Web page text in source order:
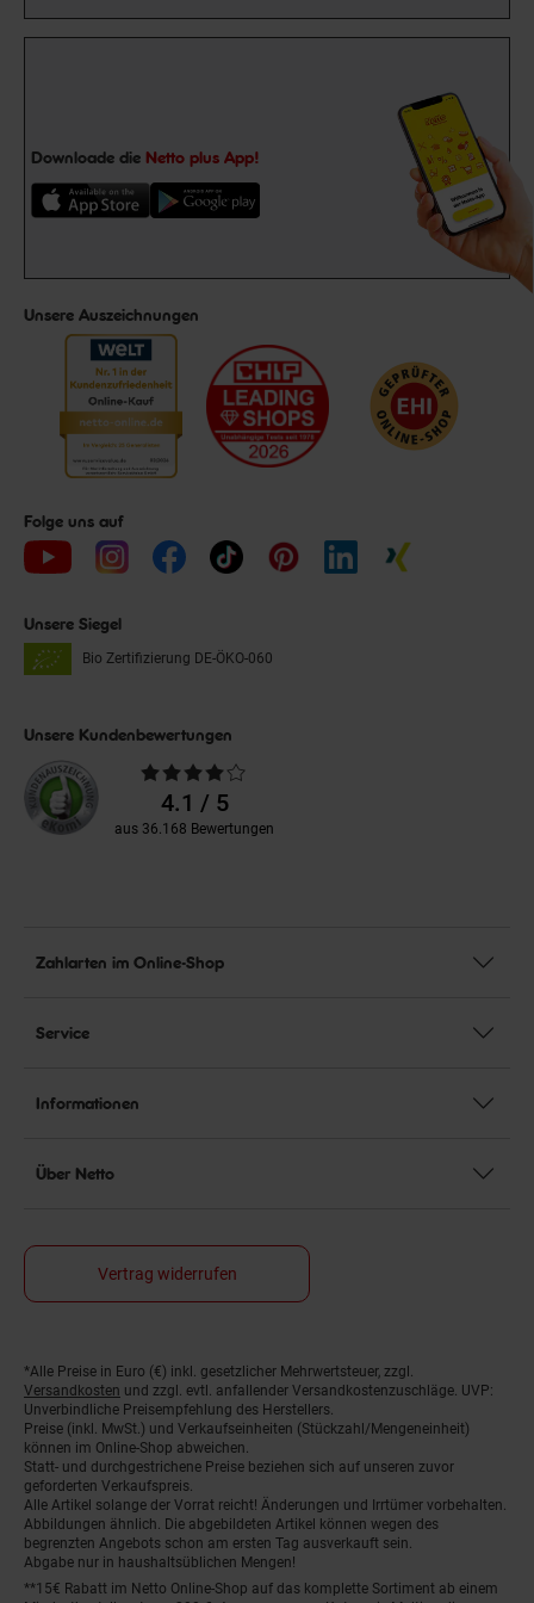
Downloade die Netto plus App!
Unsere Auszeichnungen
Folge uns auf
Unsere Siegel
Bio Zertifizierung DE-ÖKO-060
Unsere Kundenbewertungen
Durchschnittliche
Bewertungen4.1 / 5
aus 36.168 Bewertungen
Zahlarten im Online-Shop
Service
Informationen
Über Netto
Vertrag widerrufen
Fußnoten
*Alle Preise in Euro (€) inkl. gesetzlicher Mehrwertsteuer, zzgl.
Versandkosten und zzgl. evtl. anfallender Versandkostenzuschläge. UVP:
Unverbindliche Preisempfehlung des Herstellers.
Preise (inkl. MwSt.) und Verkaufseinheiten (Stückzahl/Mengeneinheit)
können im Online-Shop abweichen.
Statt- und durchgestrichene Preise beziehen sich auf unseren zuvor
geforderten Verkaufspreis.
Alle Artikel solange der Vorrat reicht! Änderungen und Irrtümer vorbehalten.
Abbildungen ähnlich. Die abgebildeten Artikel können wegen des
begrenzten Angebots schon am ersten Tag ausverkauft sein.
Abgabe nur in haushaltsüblichen Mengen!
**15€ Rabatt im Netto Online-Shop auf das komplette Sortiment ab einem